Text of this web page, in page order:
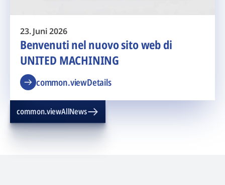
23. Juni 2026
Benvenuti nel nuovo sito web di
UNITED MACHINING
common.viewDetails
common.viewAllNews